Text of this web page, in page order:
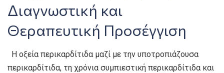
Διαγνωστική και
Θεραπευτική Προσέγγιση
H οξεία περικαρδίτιδα μαζί με την υποτροπιάζουσα
περικαρδίτιδα, τη χρόνια συμπιεστική περικαρδίτιδα και